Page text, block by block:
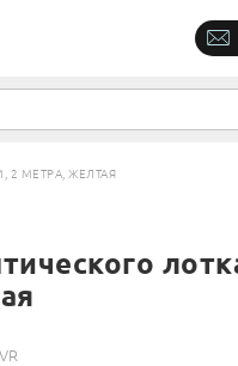
2 МЕТРА, ЖЕЛТАЯ